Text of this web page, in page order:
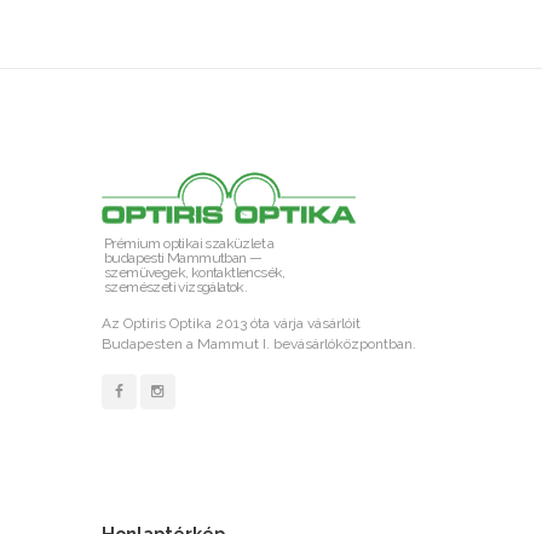
Prémium optikai szaküzlet a
budapesti Mammutban —
szemüvegek, kontaktlencsék,
szemészeti vizsgálatok.
Az Optiris Optika 2013 óta várja vásárlóit
Budapesten a Mammut I. bevásárlóközpontban.